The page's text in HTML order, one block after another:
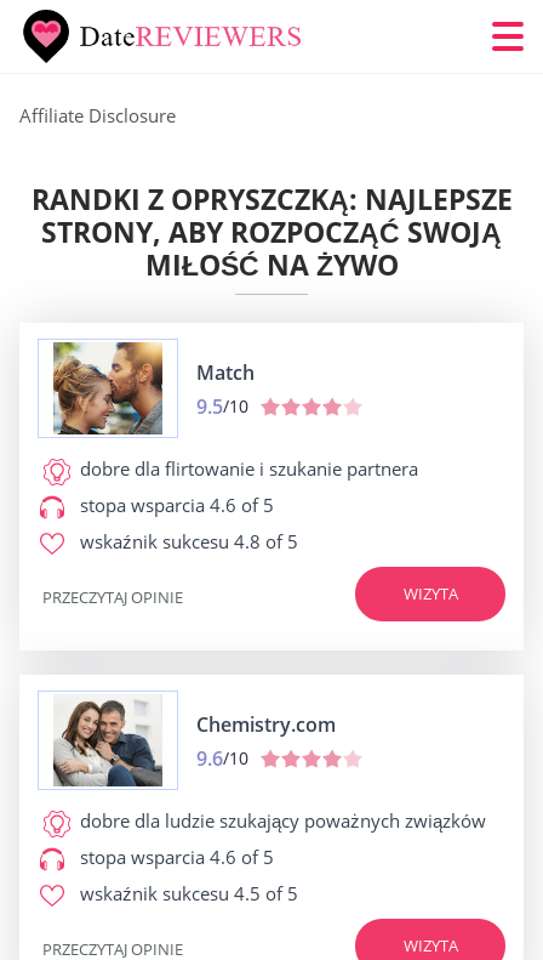
Affiliate Disclosure
RANDKI Z OPRYSZCZKĄ: NAJLEPSZE
STRONY, ABY ROZPOCZĄĆ SWOJĄ
MIŁOŚĆ NA ŻYWO
Match
9.5/10
dobre dla flirtowanie i szukanie partnera
stopa wsparcia 4.6 of 5
wskaźnik sukcesu 4.8 of 5
WIZYTA
PRZECZYTAJ OPINIE
Chemistry.com
9.6/10
dobre dla ludzie szukający poważnych związków
stopa wsparcia 4.6 of 5
wskaźnik sukcesu 4.5 of 5
WIZYTA
PRZECZYTAJ OPINIE